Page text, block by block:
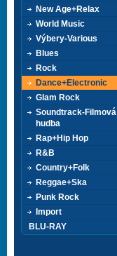
New Age+Relax
World Music
Výbery-Various
Blues
Rock
Dance+Electronic
Glam Rock
Soundtrack-Filmová
hudba
Rap+Hip Hop
R&B
Country+Folk
Reggae+Ska
Punk Rock
Import
BLU-RAY